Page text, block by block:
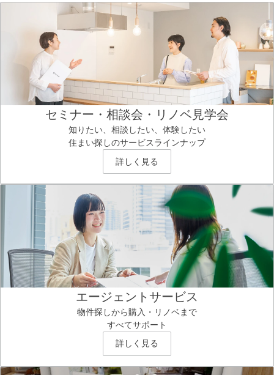
セミナー・相談会・リノベ見学会
知りたい、相談したい、体験したい
住まい探しのサービスラインナップ
詳しく見る
エージェントサービス
物件探しから購入・リノベまで
すべてサポート
詳しく見る